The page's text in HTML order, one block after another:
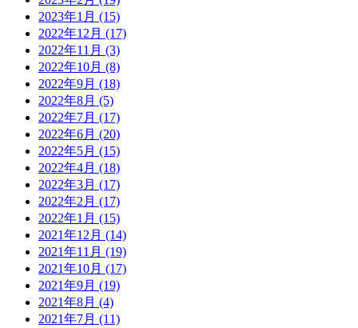
2023年1月 (15)
2022年12月 (17)
2022年11月 (3)
2022年10月 (8)
2022年9月 (18)
2022年8月 (5)
2022年7月 (17)
2022年6月 (20)
2022年5月 (15)
2022年4月 (18)
2022年3月 (17)
2022年2月 (17)
2022年1月 (15)
2021年12月 (14)
2021年11月 (19)
2021年10月 (17)
2021年9月 (19)
2021年8月 (4)
2021年7月 (11)